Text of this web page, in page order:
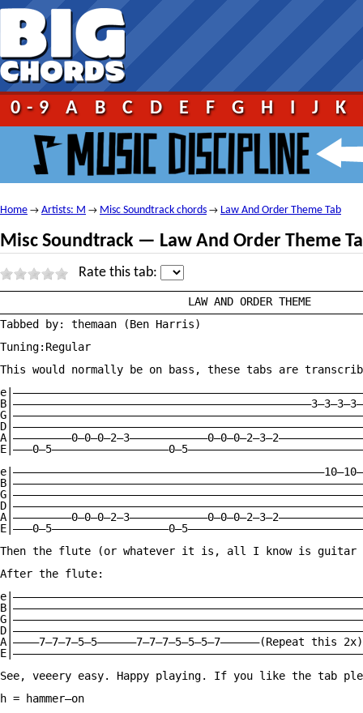
0-9 A B C D E F G H I J K
Home → Artists: M → Misc Soundtrack chords → Law And Order Theme Tab
Misc Soundtrack — Law And Order Theme
Rate this tab:
Tabbed by: themaan (Ben Harris)
Tuning:Regular
This would normally be on bass, these tabs are
Then the flute (or whatever it is, all I know is
After the flute:
A|————7—7—7—5—5——————7—7—7—5—5—5—7——————(Repeat this
See, veeery easy. Happy playing. If you like the tab
h = hammer—on